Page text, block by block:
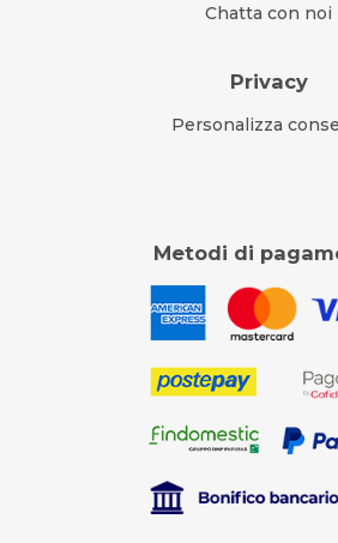
Chatta con noi
Privacy
Personalizza
Metodi di